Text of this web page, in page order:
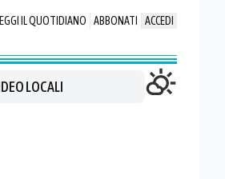
IL QUOTIDIANO ABBONATI ACCEDI
LOCALI